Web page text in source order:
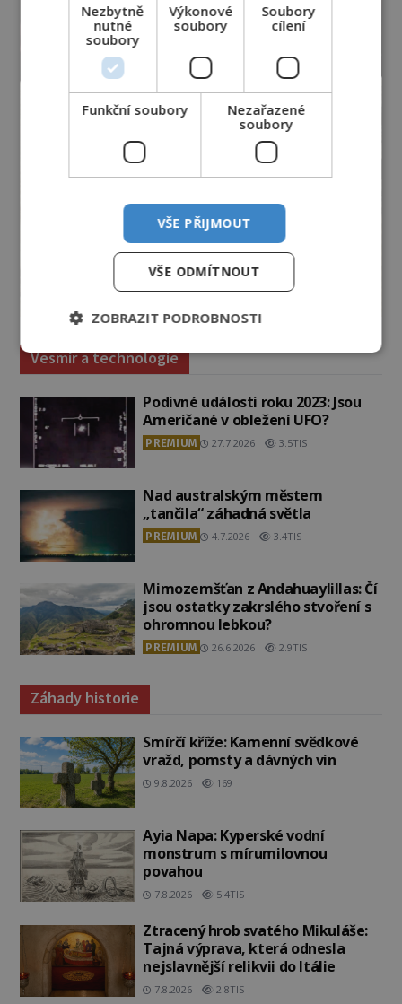
Vesmír a technologie
Podivné události roku 2023: Jsou
Američané v obležení UFO?
PREMIUM 27.7.2026 3.5TIS
Nad australským městem
„tančila“ záhadná světla
PREMIUM 4.7.2026 3.4TIS
Mimozemšťan z Andahuaylillas: Čí
jsou ostatky zakrslého stvoření s
ohromnou lebkou?
PREMIUM 26.6.2026 2.9TIS
Záhady historie
Smírčí kříže: Kamenní svědkové
vražd, pomsty a dávných vin
9.8.2026 169
Ayia Napa: Kyperské vodní
monstrum s mírumilovnou
povahou
7.8.2026 5.4TIS
Ztracený hrob svatého Mikuláše:
Tajná výprava, která odnesla
nejslavnější relikvii do Itálie
7.8.2026 2.8TIS
Nezbytně
nutné
soubory
Výkonové
soubory
Soubory
cílení
Funkční soubory
Nezařazené
soubory
VŠE PŘIJMOUT
VŠE ODMÍTNOUT
ZOBRAZIT PODROBNOSTI